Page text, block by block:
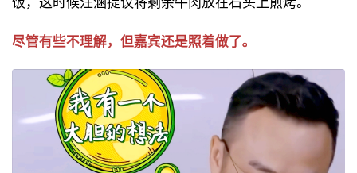
尽管有些不理解，但嘉宾还是照着做了。